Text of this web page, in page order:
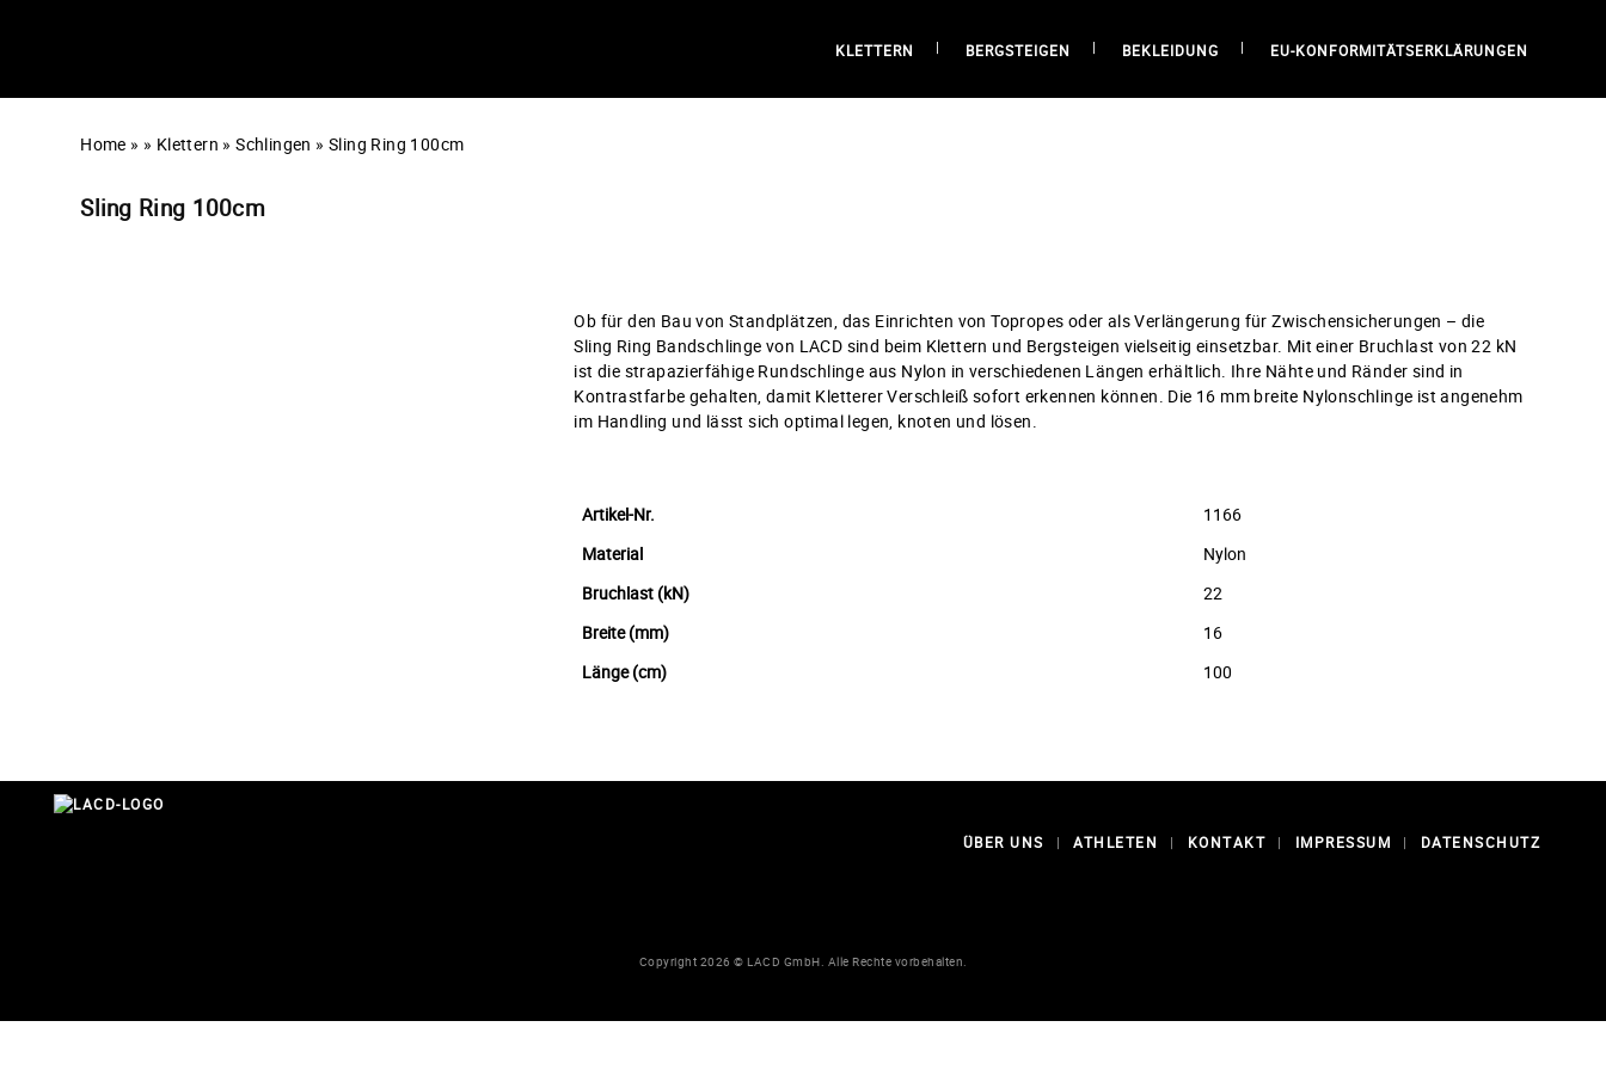
KLETTERN BERGSTEIGEN BEKLEIDUNG EU-KONFORMITÄTSERKLÄRUNGEN
Home » » Klettern »Schlingen »Sling Ring 100cm
Sling Ring 100cm
Ob für den Bau von Standplätzen, das Einrichten von Topropes oder als Verlängerung für Zwischensicherungen – die
Sling Ring Bandschlinge von LACD sind beim Klettern und Bergsteigen vielseitig einsetzbar. Mit einer Bruchlast von 22 kN
ist die strapazierfähige Rundschlinge aus Nylon in verschiedenen Längen erhältlich. Ihre Nähte und Ränder sind in
Kontrastfarbe gehalten, damit Kletterer Verschleiß sofort erkennen können. Die 16 mm breite Nylonschlinge ist angenehm
im Handling und lässt sich optimal legen, knoten und lösen.
Artikel-Nr.
1166
Material
Nylon
Bruchlast (kN)
22
Breite (mm)
16
Länge (cm)
100
ÜBER UNS | ATHLETEN | KONTAKT | IMPRESSUM | DATENSCHUTZ
Copyright 2026 © LACD GmbH. Alle Rechte vorbehalten.